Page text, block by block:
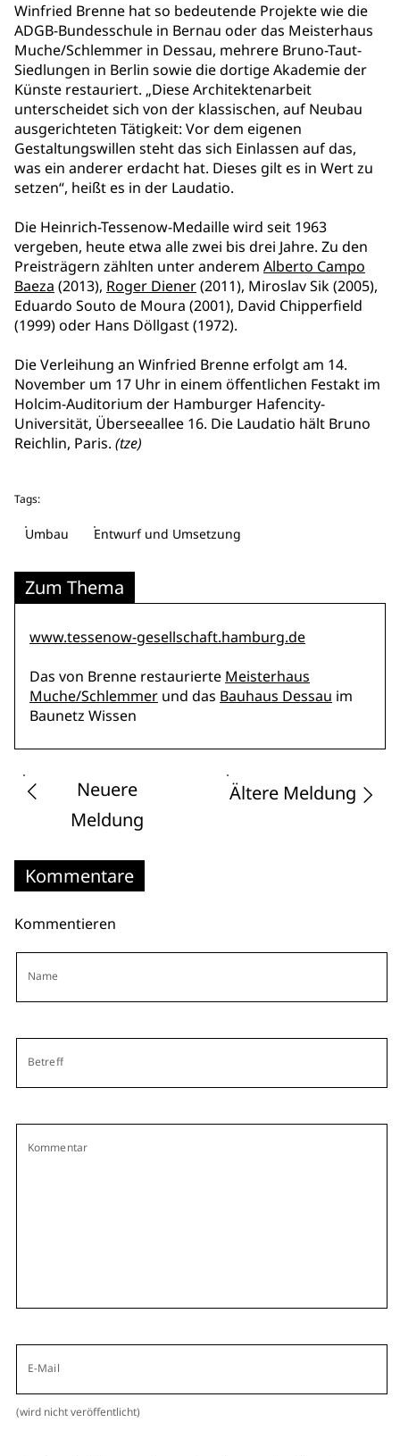
Winfried Brenne hat so bedeutende Projekte wie die
ADGB-Bundesschule in Bernau oder das Meisterhaus
Muche/Schlemmer in Dessau, mehrere Bruno-Taut-
Siedlungen in Berlin sowie die dortige Akademie der
Künste restauriert. „Diese Architektenarbeit
unterscheidet sich von der klassischen, auf Neubau
ausgerichteten Tätigkeit: Vor dem eigenen
Gestaltungswillen steht das sich Einlassen auf das,
was ein anderer erdacht hat. Dieses gilt es in Wert zu
setzen“, heißt es in der Laudatio.
Die Heinrich-Tessenow-Medaille wird seit 1963
vergeben, heute etwa alle zwei bis drei Jahre. Zu den
Preisträgern zählten unter anderem Alberto Campo
Baeza (2013), Roger Diener(2011), Miroslav Sik (2005),
Eduardo Souto de Moura (2001), David Chipperfield
(1999) oder Hans Döllgast (1972).
Die Verleihung an Winfried Brenne erfolgt am 14.
November um 17 Uhr in einem öffentlichen Festakt im
Holcim-Auditorium der Hamburger Hafencity-
Universität, Überseeallee 16. Die Laudatio hält Bruno
Reichlin, Paris. (tze)
Tags:
Umbau Entwurf und Umsetzung
Zum Thema
www.tessenow-gesellschaft.hamburg.de
Das von Brenne restaurierte Meisterhaus
Muche/Schlemmer und das Bauhaus Dessau im
Baunetz Wissen
Neuere
Meldung
Ältere Meldung
Kommentare
Kommentieren
Name
Betreff
Kommentar
E-Mail
(wird nicht veröffentlicht)